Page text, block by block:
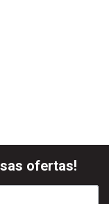
ofertas!